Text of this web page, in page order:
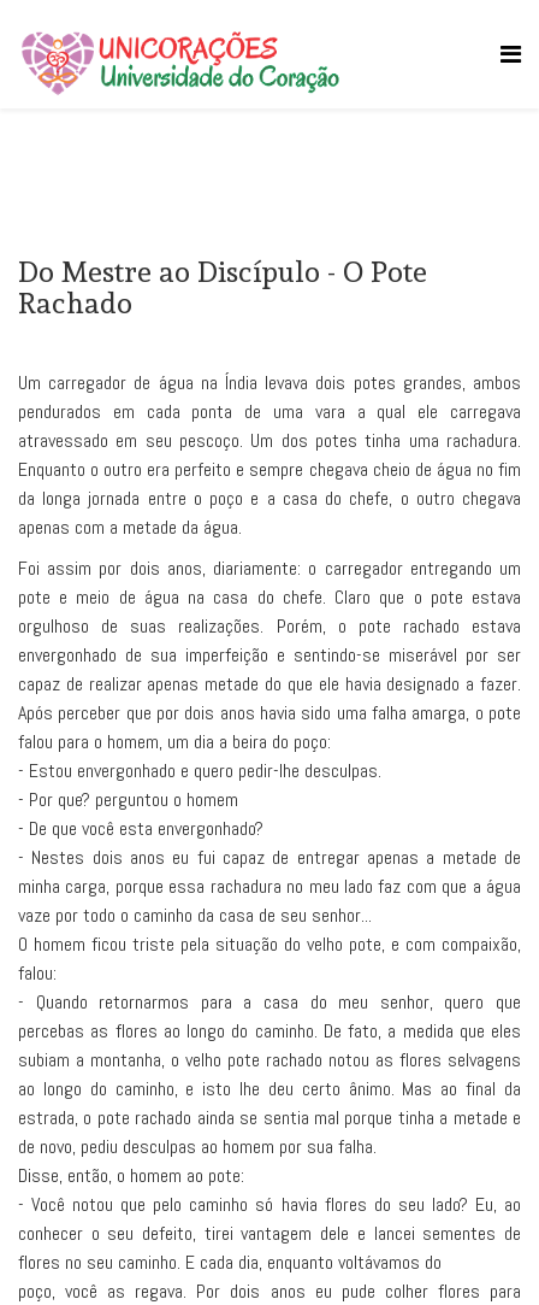
Do Mestre ao Discípulo - O Pote
Rachado
Um carregador de água na Índia levava dois potes grandes, ambos
pendurados em cada ponta de uma vara a qual ele carregava
atravessado em seu pescoço. Um dos potes tinha uma rachadura.
Enquanto o outro era perfeito e sempre chegava cheio de água no fim
da longa jornada entre o poço e a casa do chefe, o outro chegava
apenas com a metade da água.
Foi assim por dois anos, diariamente: o carregador entregando um
pote e meio de água na casa do chefe. Claro que o pote estava
orgulhoso de suas realizações. Porém, o pote rachado estava
envergonhado de sua imperfeição e sentindo-se miserável por ser
capaz de realizar apenas metade do que ele havia designado a fazer.
Após perceber que por dois anos havia sido uma falha amarga, o pote
falou para o homem, um dia a beira do poço:
- Estou envergonhado e quero pedir-lhe desculpas.
- Por que? perguntou o homem
- De que você esta envergonhado?
- Nestes dois anos eu fui capaz de entregar apenas a metade de
minha carga, porque essa rachadura no meu lado faz com que a água
vaze por todo o caminho da casa de seu senhor...
O homem ficou triste pela situação do velho pote, e com compaixão,
falou:
- Quando retornarmos para a casa do meu senhor, quero que
percebas as flores ao longo do caminho. De fato, a medida que eles
subiam a montanha, o velho pote rachado notou as flores selvagens
ao longo do caminho, e isto lhe deu certo ânimo. Mas ao final da
estrada, o pote rachado ainda se sentia mal porque tinha a metade e
de novo, pediu desculpas ao homem por sua falha.
Disse, então, o homem ao pote:
- Você notou que pelo caminho só havia flores do seu lado? Eu, ao
conhecer o seu defeito, tirei vantagem dele e lancei sementes de
flores no seu caminho. E cada dia, enquanto voltávamos do
poço, você as regava. Por dois anos eu pude colher flores para